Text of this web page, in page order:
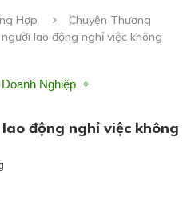
Hợp
Chuyện Thương
lao động nghỉ việc không
Doanh Nghiệp
động nghỉ việc không